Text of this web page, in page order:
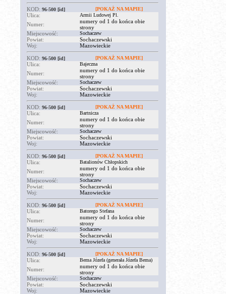
KOD: 96-500 [id] [POKAŻ NA MAPIE]
Ulica: Armii Ludowej Pl.
Numer:
numery od 1 do końca obie
strony
Miejscowość:
Sochaczew
Powiat:
Sochaczewski
Woj:
Mazowieckie
KOD: 96-500 [id] [POKAŻ NA MAPIE]
Ulica: Bajeczna
Numer:
numery od 1 do końca obie
strony
Miejscowość:
Sochaczew
Powiat:
Sochaczewski
Woj:
Mazowieckie
KOD: 96-500 [id] [POKAŻ NA MAPIE]
Ulica: Bartnicza
Numer:
numery od 1 do końca obie
strony
Miejscowość:
Sochaczew
Powiat:
Sochaczewski
Woj:
Mazowieckie
KOD: 96-500 [id] [POKAŻ NA MAPIE]
Ulica: Batalionów Chłopskich
Numer:
numery od 1 do końca obie
strony
Miejscowość:
Sochaczew
Powiat:
Sochaczewski
Woj:
Mazowieckie
KOD: 96-500 [id] [POKAŻ NA MAPIE]
Ulica: Batorego Stefana
Numer:
numery od 1 do końca obie
strony
Miejscowość:
Sochaczew
Powiat:
Sochaczewski
Woj:
Mazowieckie
KOD: 96-500 [id] [POKAŻ NA MAPIE]
Ulica: Bema Józefa (generała Józefa Bema)
Numer:
numery od 1 do końca obie
strony
Miejscowość:
Sochaczew
Powiat:
Sochaczewski
Woj:
Mazowieckie